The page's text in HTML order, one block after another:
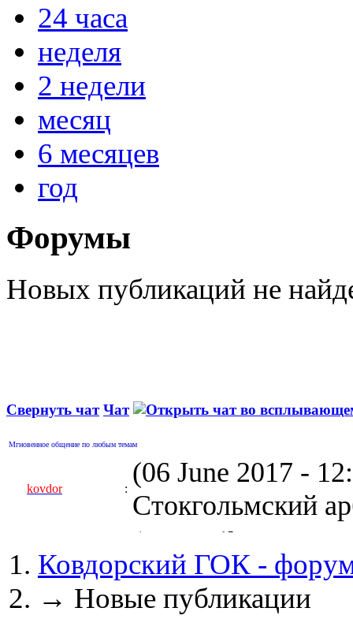
24 часа
неделя
2 недели
месяц
6 месяцев
год
Форумы
Новых публикаций не
Свернуть чат Чат
Мгновенное общение по любым темам
kovdor :
(06 June 2017 -
Стокгольмский
kovdor
(05 April 2017 -
пустили
(04 March 2017 -
Ковдорский ГОК -
→ Новые публикации